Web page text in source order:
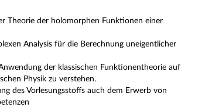
Theorie der holomorphen Funktionen einer
Analysis für die Berechnung uneigentlicher
der klassischen Funktionentheorie auf
Physik zu verstehen.
des Vorlesungsstoffs auch dem Erwerb von